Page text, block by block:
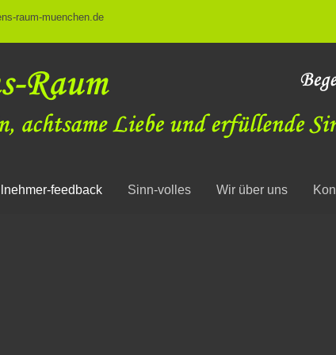
raum-muenchen.de
feedback Sinn-volles Wir über uns